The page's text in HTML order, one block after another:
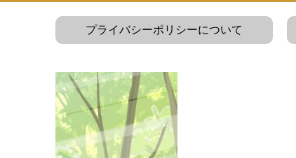
プライバシーポリシーについて